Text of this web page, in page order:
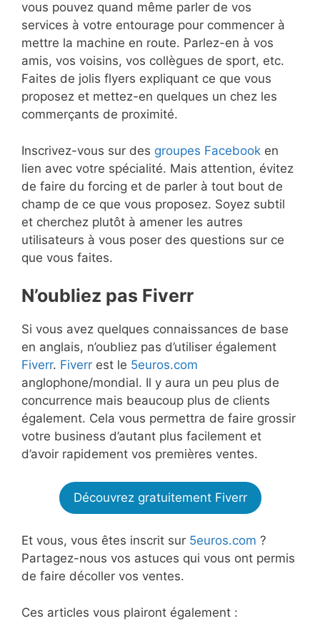
vous pouvez quand même parler de vos
services à votre entourage pour commencer à
mettre la machine en route. Parlez-en à vos
amis, vos voisins, vos collègues de sport, etc.
Faites de jolis flyers expliquant ce que vous
proposez et mettez-en quelques un chez les
commerçants de proximité.
Inscrivez-vous sur des groupes Facebook en
lien avec votre spécialité. Mais attention, évitez
de faire du forcing et de parler à tout bout de
champ de ce que vous proposez. Soyez subtil
et cherchez plutôt à amener les autres
utilisateurs à vous poser des questions sur ce
que vous faites.
N’oubliez pas Fiverr
Si vous avez quelques connaissances de base
en anglais, n’oubliez pas d’utiliser également
Fiverr. Fiverr est le 5euros.com
anglophone/mondial. Il y aura un peu plus de
concurrence mais beaucoup plus de clients
également. Cela vous permettra de faire grossir
votre business d’autant plus facilement et
d’avoir rapidement vos premières ventes.
Découvrez gratuitement Fiverr
Et vous, vous êtes inscrit sur 5euros.com ?
Partagez-nous vos astuces qui vous ont permis
de faire décoller vos ventes.
Ces articles vous plairont également :